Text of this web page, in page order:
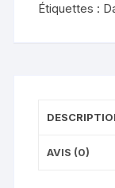
Date
Tone
Étiquettes :
AVIS (0)